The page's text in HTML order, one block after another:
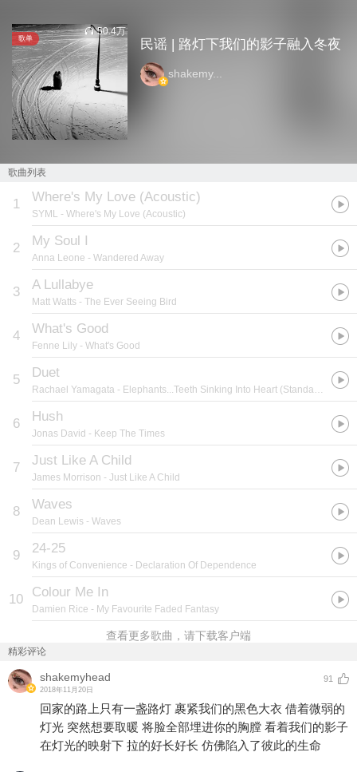
歌单
50.4万
民谣 | 路灯下我们的影子融入冬夜
shakemy...
歌曲列表
1 Where's My Love (Acoustic)
SYML - Where's My Love (Acoustic)
2 My Soul I
Anna Leone - Wandered Away
3 A Lullabye
Matt Watts - The Ever Seeing Bird
4 What's Good
Fenne Lily - What's Good
5 Duet
Rachael Yamagata - Elephants...Teeth Sinking Into Heart (Standard Version)
6 Hush
Jonas David - Keep The Times
7 Just Like A Child
James Morrison - Just Like A Child
8 Waves
Dean Lewis - Waves
9 24-25
Kings of Convenience - Declaration Of Dependence
10 Colour Me In
Damien Rice - My Favourite Faded Fantasy
查看更多歌曲，请下载客户端
精彩评论
shakemyhead
2018年11月20日
91
回家的路上只有一盏路灯 裹紧我们的黑色大衣 借着微弱的
灯光 突然想要取暖 将脸全部埋进你的胸膛 看着我们的影子
在灯光的映射下 拉的好长好长 仿佛陷入了彼此的生命